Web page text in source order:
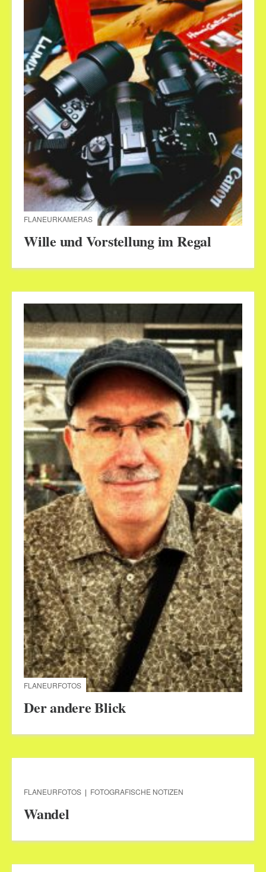
FLANEURKAMERAS
Wille und Vorstellung im Regal
FLANEURFOTOS
Der andere Blick
FLANEURFOTOS | FOTOGRAFISCHE NOTIZEN
Wandel